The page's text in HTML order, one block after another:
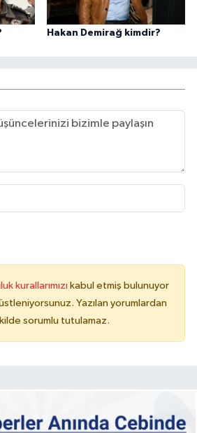
Hakan Demirağ kimdir?
kurallarımızı kabul etmiş bulunuyor
Yazılan yorumlardan
sorumlu tutulamaz.